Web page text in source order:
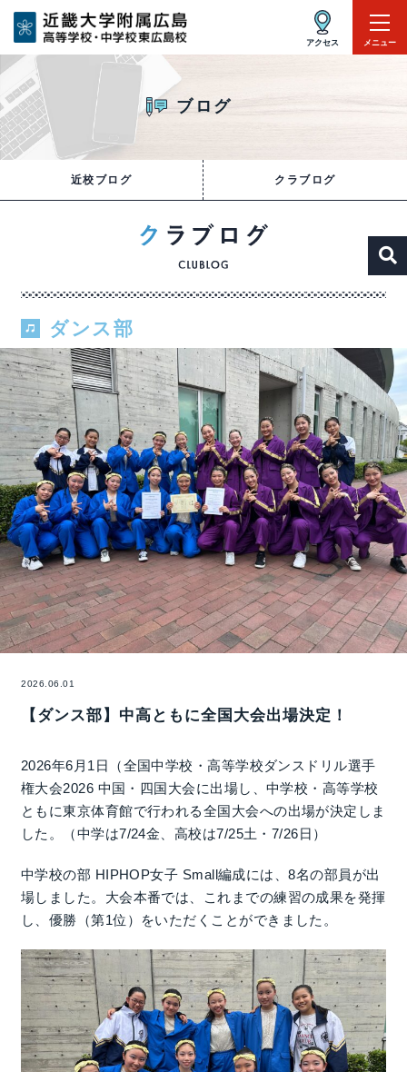
アクセス
ブログ
近校ブログ クラブログ
ダンス部
2026.06.01
【ダンス部】中高ともに全国大会出場決定！
2026年6月1日（全国中学校・高等学校ダンスドリル選手
権大会2026 中国・四国大会に出場し、中学校・高等学校
ともに東京体育館で行われる全国大会への出場が決定しま
した。（中学は7/24金、高校は7/25土・7/26日）
中学校の部 HIPHOP女子 Small編成には、8名の部員が出
場しました。大会本番では、これまでの練習の成果を発揮
し、優勝（第1位）をいただくことができました。
メニュー